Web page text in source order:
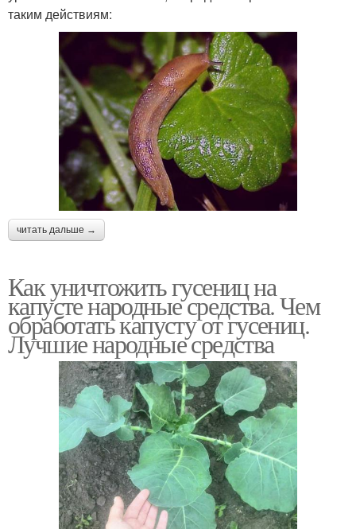
таким действиям:
читать дальше →
Как уничтожить гусениц на
капусте народные средства. Чем
обработать капусту от гусениц.
Лучшие народные средства